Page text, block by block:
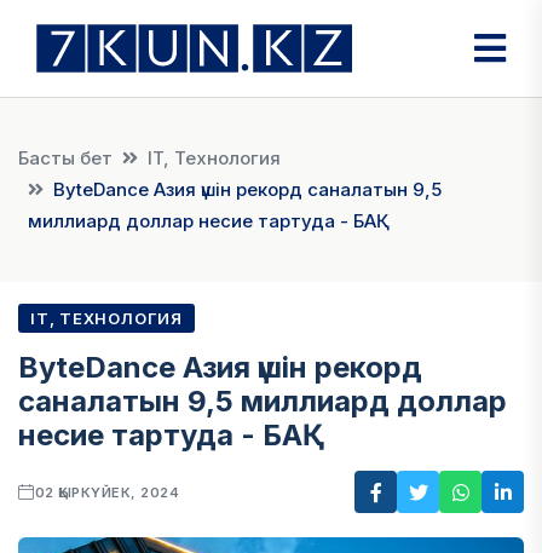
Басты бет
IT, Технология
ByteDance Азия үшін рекорд саналатын 9,5
миллиард доллар несие тартуда - БАҚ
IT, ТЕХНОЛОГИЯ
ByteDance Азия үшін рекорд
саналатын 9,5 миллиард доллар
несие тартуда - БАҚ
02 ҚЫРКҮЙЕК, 2024